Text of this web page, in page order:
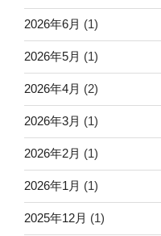
2026年6月 (1)
2026年5月 (1)
2026年4月 (2)
2026年3月 (1)
2026年2月 (1)
2026年1月 (1)
2025年12月 (1)